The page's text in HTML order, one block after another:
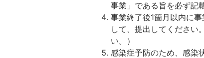
事業」である旨を必ず記
事業終了後1箇月以内に
して、提出してください
い。）
感染症予防のため、感染